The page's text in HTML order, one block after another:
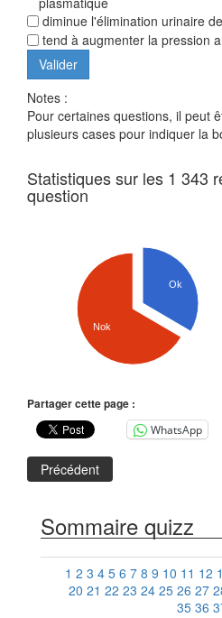
diminue l'élimination urinaire
tend à augmenter la pression
Notes :
Pour certaines questions, il peut
plusieurs cases pour indiquer la
Statistiques sur les 1 343
question
Ok
Nok
Partager cette page :
WhatsApp
Précédent
Sommaire quizz
1 2 3 4 5 6 7 8 9 10 11 12
20 21 22 23 24 25 26 27
35 36